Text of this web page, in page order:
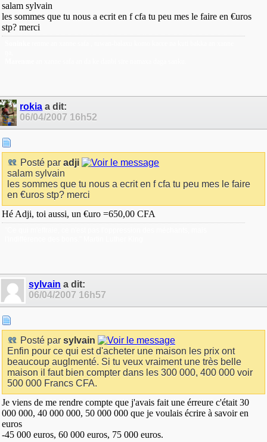
salam sylvain
les sommes que tu nous a ecrit en f cfa tu peu mes le faire en €uros
stp? merci
rokia a dit:
06/04/2007 16h52
Posté par adji
salam sylvain
les sommes que tu nous a ecrit en f cfa tu peu mes le faire
en €uros stp? merci
Hé Adji, toi aussi, un €uro =650,00 CFA
sylvain a dit:
06/04/2007 16h57
Posté par sylvain
Enfin pour ce qui est d'acheter une maison les prix ont
beaucoup auglmenté. Si tu veux vraiment une très belle
maison il faut bien compter dans les 300 000, 400 000 voir
500 000 Francs CFA.
Je viens de me rendre compte que j'avais fait une érreure c'était 30
000 000, 40 000 000, 50 000 000 que je voulais écrire à savoir en
euros
-45 000 euros, 60 000 euros, 75 000 euros.